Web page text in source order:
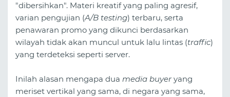
"dibersihkan". Materi kreatif yang paling agresif,
varian pengujian (A/B testing) terbaru, serta
penawaran promo yang dikunci berdasarkan
wilayah tidak akan muncul untuk lalu lintas (traffic)
yang terdeteksi seperti server.
Inilah alasan mengapa dua media buyeryang
meriset vertikal yang sama, di negara yang sama,